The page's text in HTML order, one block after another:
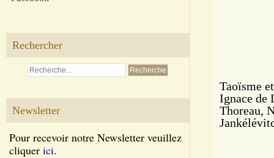
Rechercher
Newsletter
Pour recevoir notre Newsletter veuillez
cliquer ici.
Taoïsme
Ignace de
Thoreau,